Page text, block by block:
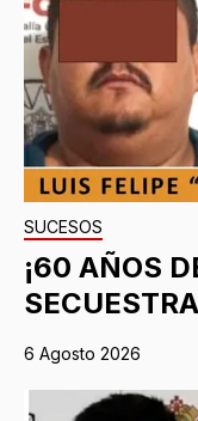
SUCESOS
¡60 AÑOS
6 Agosto 2026